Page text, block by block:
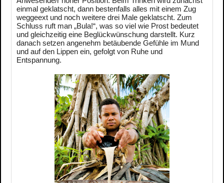
einmal geklatscht, dann bestenfalls alles mit einem Zug
weggeext und noch weitere drei Male geklatscht. Zum
Schluss ruft man „Bula!“, was so viel wie Prost bedeutet
und gleichzeitig eine Beglückwünschung darstellt. Kurz
danach setzen angenehm betäubende Gefühle im Mund
und auf den Lippen ein, gefolgt von Ruhe und
Entspannung.